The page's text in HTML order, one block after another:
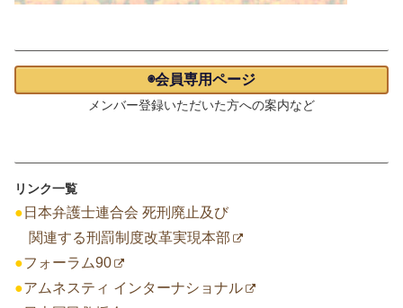
◉会員専用ページ
メンバー登録いただいた方への案内など
リンク一覧
● 日本弁護士連合会 死刑廃止及び
関連する刑罰制度改革実現本部
●フォーラム90
●アムネスティ インターナショナル